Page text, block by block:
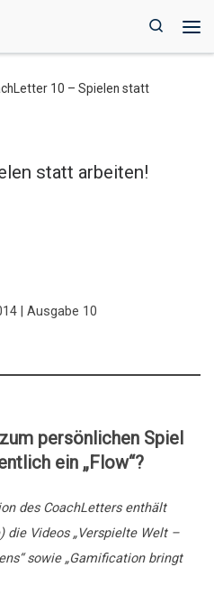
Search
10 – Spielen statt
statt arbeiten!
| Ausgabe 10
persönlichen Spiel
ein „Flow“?
des CoachLetters enthält
die Videos „Verspielte Welt –
sowie „Gamification bringt